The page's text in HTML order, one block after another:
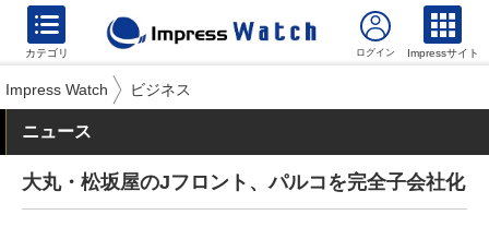
カテゴリ Impressサイト
Impress Watch ビジネス
ニュース
大丸・松坂屋のJフロント、パルコを完全子会社化